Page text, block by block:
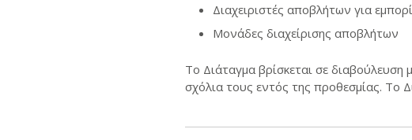
Διαχειριστές αποβλήτων για
Μονάδες διαχείρισης αποβλήτων
Το Διάταγμα βρίσκεται σε διαβούλευση
σχόλια τους εντός της προθεσμίας. Το